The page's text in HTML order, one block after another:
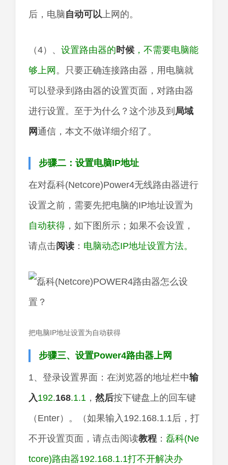
后，电脑自动可以上网的。
（4）、 设置路由器的时候 ，不需要电脑能
够上网 。只要正确连接路由器，用电脑就
可以登录到路由器的设置页面，对路由器
进行设置。至于为什么？这个涉及到 局域
网通信，本文不做详细介绍了。
步骤二：设置电脑IP地址
在对磊科(Netcore)Power4无线路由器进行
设置之前，需要先把电脑的IP地址设置为
自动获得 ，如下图所示；如果不会设置，
请点击阅读 ： 电脑动态IP地址设置方法。
把电脑IP地址设置为自动获得
步骤三、设置Power4路由器上网
1、登录设置界面：在浏览器的地址栏中输
入192.168.1.1 ， 然后按下键盘上的回车键
（Enter）。（如果输入192.168.1.1后，打
不开设置页面，请点击阅读教程 ： 磊科(Ne
tcore)路由器192.168.1.1打不开解决办